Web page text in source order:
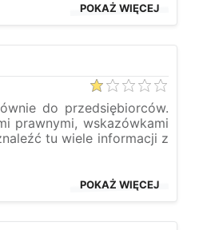
POKAŻ WIĘCEJ
do przedsiębiorców.
prawnymi, wskazówkami
tu wiele informacji z
POKAŻ WIĘCEJ